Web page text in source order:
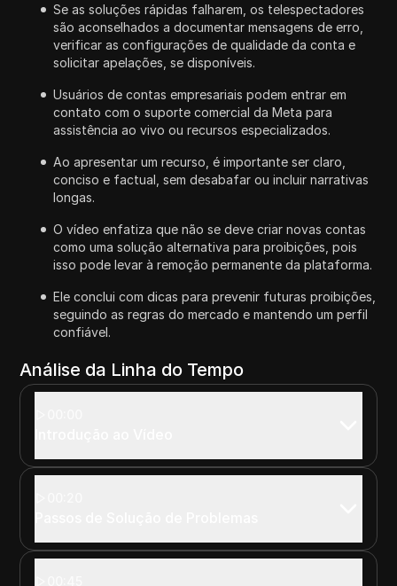
Se as soluções rápidas falharem, os telespectadores
são aconselhados a documentar mensagens de erro,
verificar as configurações de qualidade da conta e
solicitar apelações, se disponíveis.
Usuários de contas empresariais podem entrar em
contato com o suporte comercial da Meta para
assistência ao vivo ou recursos especializados.
Ao apresentar um recurso, é importante ser claro,
conciso e factual, sem desabafar ou incluir narrativas
longas.
O vídeo enfatiza que não se deve criar novas contas
como uma solução alternativa para proibições, pois
isso pode levar à remoção permanente da plataforma.
Ele conclui com dicas para prevenir futuras proibições,
seguindo as regras do mercado e mantendo um perfil
confiável.
Análise da Linha do Tempo